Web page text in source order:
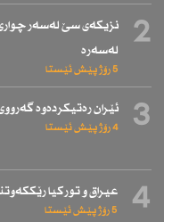
2
نزیكەی سێ لەسەر
لەسەرە
5 رۆژ پێش ئێستا
3 ئێران رەتیكردەوە
4 رۆژ پێش ئێستا
4 عیراق و توركیا
5 رۆژ پێش ئێستا